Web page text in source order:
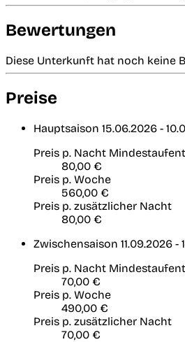
Bewertungen
Diese Unterkunft hat noch keine
Preise
Hauptsaison 15.06.2026 -
Preis p. Nacht
80,00 €
Preis p. Woche
560,00 €
Preis p. zusätzlicher Nacht
80,00 €
Zwischensaison 11.09.2026 -
Preis p. Nacht
70,00 €
Preis p. Woche
490,00 €
Preis p. zusätzlicher Nacht
70,00 €